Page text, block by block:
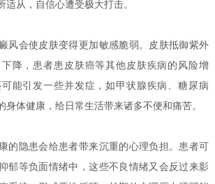
适从，自信心遭受极大打击。
会使皮肤变得更加敏感脆弱。皮肤抵御紫外
降，患者患皮肤癌等其他皮肤疾病的风险增
能引发一些并发症，如甲状腺疾病、糖尿病
身体健康，给日常生活带来诸多不便和痛苦。
隐患会给患者带来沉重的心理负担。患者可
郁等负面情绪中，这些不良情绪又会反过来影